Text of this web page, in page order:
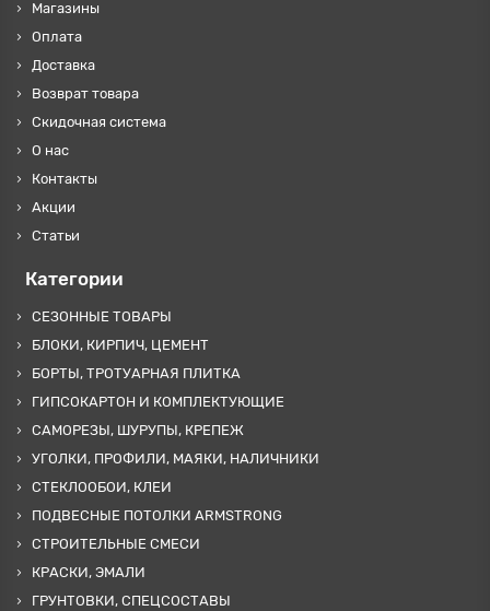
Магазины
Оплата
Доставка
Возврат товара
Скидочная система
О нас
Контакты
Акции
Статьи
Категории
СЕЗОННЫЕ ТОВАРЫ
БЛОКИ, КИРПИЧ, ЦЕМЕНТ
БОРТЫ, ТРОТУАРНАЯ ПЛИТКА
ГИПСОКАРТОН И КОМПЛЕКТУЮЩИЕ
САМОРЕЗЫ, ШУРУПЫ, КРЕПЕЖ
УГОЛКИ, ПРОФИЛИ, МАЯКИ, НАЛИЧНИКИ
СТЕКЛООБОИ, КЛЕИ
ПОДВЕСНЫЕ ПОТОЛКИ ARMSTRONG
СТРОИТЕЛЬНЫЕ СМЕСИ
КРАСКИ, ЭМАЛИ
ГРУНТОВКИ, СПЕЦСОСТАВЫ